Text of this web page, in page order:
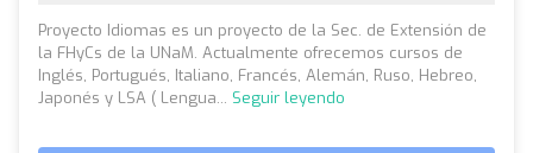
Proyecto Idiomas es un proyecto de la Sec. de Extensión de
la FHyCs de la UNaM. Actualmente ofrecemos cursos de
Inglés, Portugués, Italiano, Francés, Alemán, Ruso, Hebreo,
Japonés y LSA ( Lengua... Seguir leyendo